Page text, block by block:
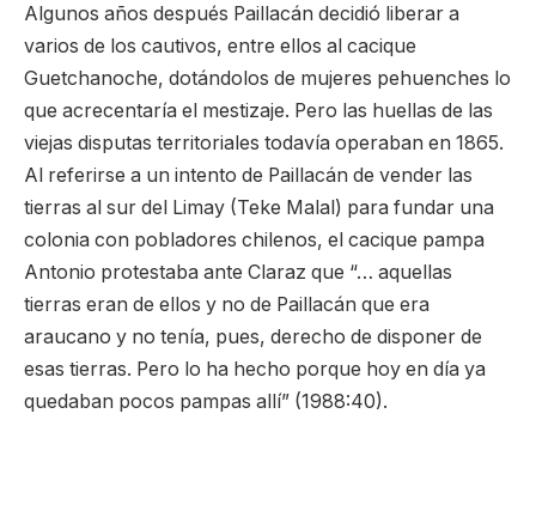
Algunos años después Paillacán decidió liberar a
varios de los cautivos, entre ellos al cacique
Guetchanoche, dotándolos de mujeres pehuenches lo
que acrecentaría el mestizaje. Pero las huellas de las
viejas disputas territoriales todavía operaban en 1865.
Al referirse a un intento de Paillacán de vender las
tierras al sur del Limay (Teke Malal) para fundar una
colonia con pobladores chilenos, el cacique pampa
Antonio protestaba ante Claraz que “… aquellas
tierras eran de ellos y no de Paillacán que era
araucano y no tenía, pues, derecho de disponer de
esas tierras. Pero lo ha hecho porque hoy en día ya
quedaban pocos pampas allí” (1988:40).